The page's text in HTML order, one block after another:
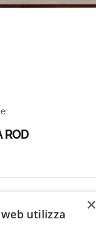
ROD
14 disponibili ×
utilizza